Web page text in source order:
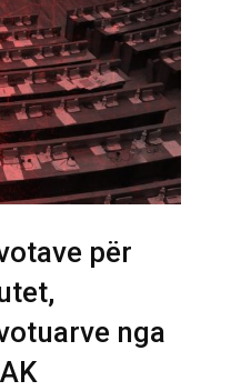
për
nga